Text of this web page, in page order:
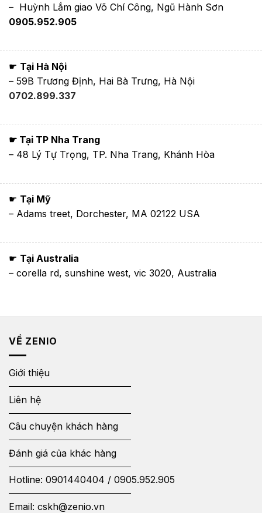
– Huỳnh Lắm giao Võ Chí Công, Ngũ Hành Sơn
0905.952.905
☛ Tại Hà Nội
– 59B Trương Định, Hai Bà Trưng, Hà Nội
0702.899.337
☛ Tại TP Nha Trang
– 48 Lý Tự Trọng, TP. Nha Trang, Khánh Hòa
☛ Tại Mỹ
– Adams treet, Dorchester, MA 02122 USA
☛ Tại Australia
– corella rd, sunshine west, vic 3020, Australia
VỀ ZENIO
Giới thiệu
Liên hệ
Câu chuyện khách hàng
Đánh giá của khác hàng
Hotline: 0901440404 / 0905.952.905
Email: cskh@zenio.vn